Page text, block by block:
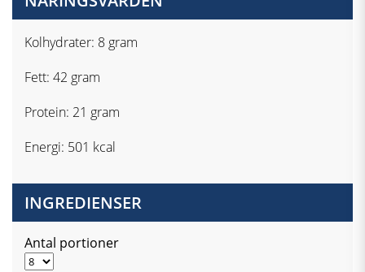
Kolhydrater: 8 gram
Fett: 42 gram
Protein: 21 gram
Energi: 501 kcal
INGREDIENSER
Antal portioner